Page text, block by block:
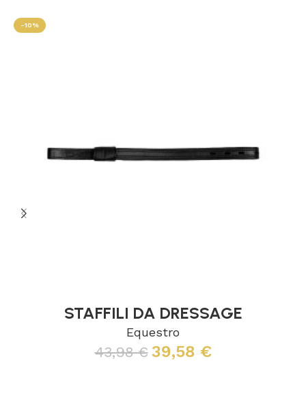
-10%
STAFFILI DA DRESSAGE
Equestro
43,98€ 39,58 €